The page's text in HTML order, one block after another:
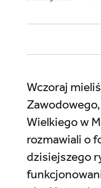
Wczoraj
Wielkiego w
rozmawiali o
dzisiejszego